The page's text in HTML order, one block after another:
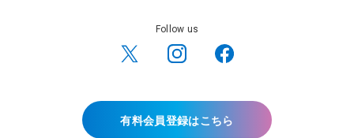
Follow us
有料会員登録はこちら